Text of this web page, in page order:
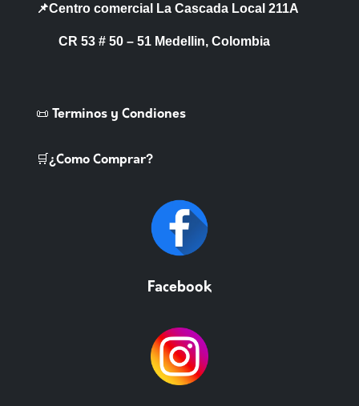
📌Centro comercial La Cascada Local 211A
CR 53 # 50 – 51 Medellin, Colombia
📜 Terminos y Condiones
🛒¿Como Comprar?
Facebook